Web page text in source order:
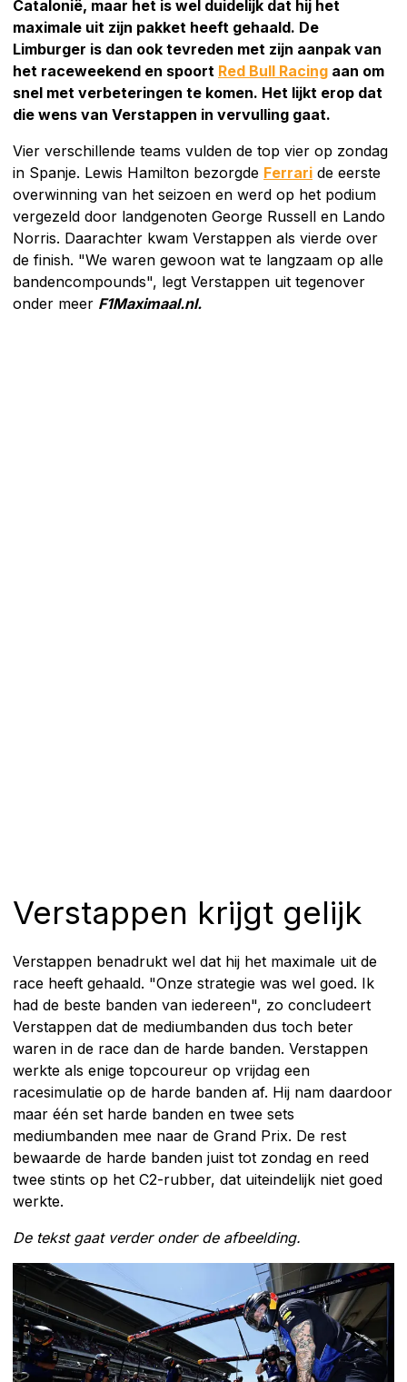
Catalonië, maar het is wel duidelijk dat hij het
maximale uit zijn pakket heeft gehaald. De
Limburger is dan ook tevreden met zijn aanpak van
het raceweekend en spoort Red Bull Racing aan om
snel met verbeteringen te komen. Het lijkt erop dat
die wens van Verstappen in vervulling gaat.
Vier verschillende teams vulden de top vier op zondag
in Spanje. Lewis Hamilton bezorgde Ferrari de eerste
overwinning van het seizoen en werd op het podium
vergezeld door landgenoten George Russell en Lando
Norris. Daarachter kwam Verstappen als vierde over
de finish. "We waren gewoon wat te langzaam op alle
bandencompounds", legt Verstappen uit tegenover
onder meer F1Maximaal.nl.
Verstappen krijgt gelijk
Verstappen benadrukt wel dat hij het maximale uit de
race heeft gehaald. "Onze strategie was wel goed. Ik
had de beste banden van iedereen", zo concludeert
Verstappen dat de mediumbanden dus toch beter
waren in de race dan de harde banden. Verstappen
werkte als enige topcoureur op vrijdag een
racesimulatie op de harde banden af. Hij nam daardoor
maar één set harde banden en twee sets
mediumbanden mee naar de Grand Prix. De rest
bewaarde de harde banden juist tot zondag en reed
twee stints op het C2-rubber, dat uiteindelijk niet goed
werkte.
De tekst gaat verder onder de afbeelding.